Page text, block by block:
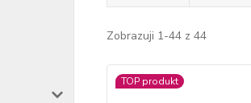
Zobrazuji 1-44 z 44
TOP produkt